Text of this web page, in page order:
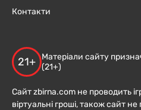
Контакти
21+
Матеріали сайту
(21+)
Сайт zbirna.com не проводить
віртуальні гроші, також сайт